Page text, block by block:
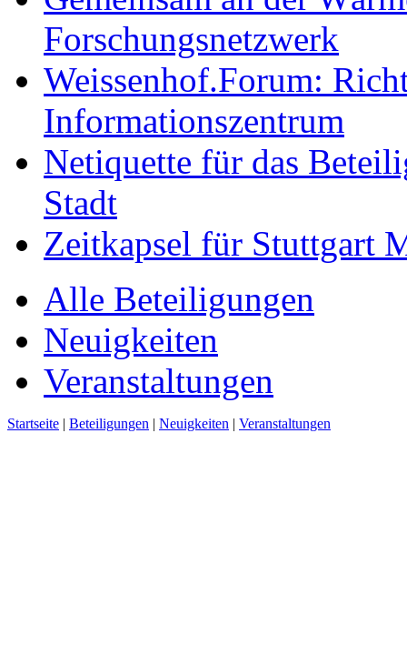
Forschungsnetzwerk
Weissenhof.Forum:
Informationszentrum
Netiquette für das
Stadt
Zeitkapsel für Stuttgart
Alle Beteiligungen
Neuigkeiten
Veranstaltungen
Startseite | Beteiligungen | Neuigkeiten | Veranstaltungen